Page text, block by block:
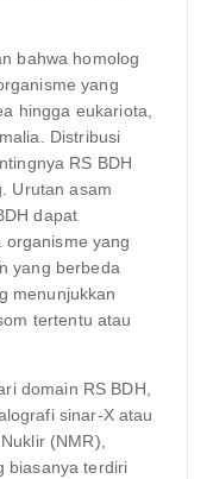
bahwa homolog
yang
hingga eukariota,
Distribusi
RS BDH
Urutan asam
dapat
organisme yang
yang berbeda
menunjukkan
tertentu atau
domain RS BDH,
sinar-X atau
(NMR),
biasanya terdiri